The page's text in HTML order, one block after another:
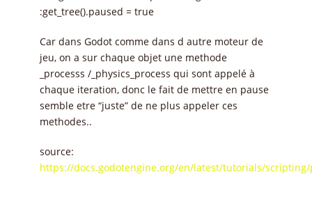
:get_tree().paused = true
Car dans Godot comme dans d autre moteur de
jeu, on a sur chaque objet une methode
_processs /_physics_process qui sont appelé à
chaque iteration, donc le fait de mettre en pause
semble etre “juste” de ne plus appeler ces
methodes..
source:
https://docs.godotengine.org/en/latest/tutorials/scripting/